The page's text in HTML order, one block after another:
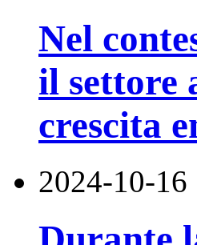
Nel
il settore
crescita
2024-10-16